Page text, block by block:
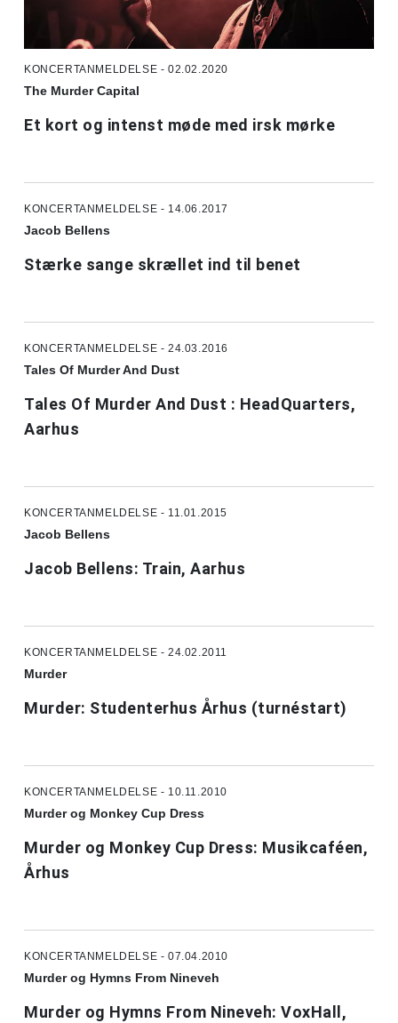
KONCERTANMELDELSE - 02.02.2020
The Murder Capital
Et kort og intenst møde med irsk mørke
KONCERTANMELDELSE - 14.06.2017
Jacob Bellens
Stærke sange skrællet ind til benet
KONCERTANMELDELSE - 24.03.2016
Tales Of Murder And Dust
Tales Of Murder And Dust : HeadQuarters,
Aarhus
KONCERTANMELDELSE - 11.01.2015
Jacob Bellens
Jacob Bellens: Train, Aarhus
KONCERTANMELDELSE - 24.02.2011
Murder
Murder: Studenterhus Århus (turnéstart)
KONCERTANMELDELSE - 10.11.2010
Murder og Monkey Cup Dress
Murder og Monkey Cup Dress: Musikcaféen,
Århus
KONCERTANMELDELSE - 07.04.2010
Murder og Hymns From Nineveh
Murder og Hymns From Nineveh: VoxHall,